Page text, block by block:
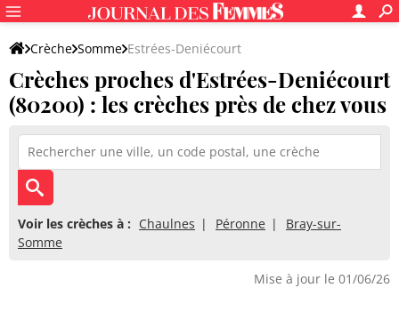
Crèche Somme Estrées-Deniécourt
Crèches proches d'Estrées-Deniécourt
(80200) : les crèches près de chez vous
Voir les crèches à : Chaulnes Péronne
Bray-sur-
Somme
Mise à jour le 01/06/26